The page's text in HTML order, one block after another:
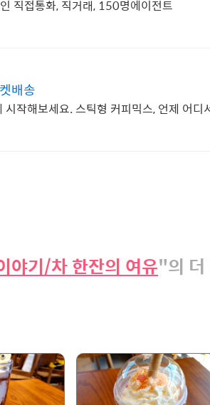
직접통화, 직거래, 150명에이전트
배송
작해보세요. 스틱형 커피믹스, 언제 어디
야기/차 한잔의 여유"의 더